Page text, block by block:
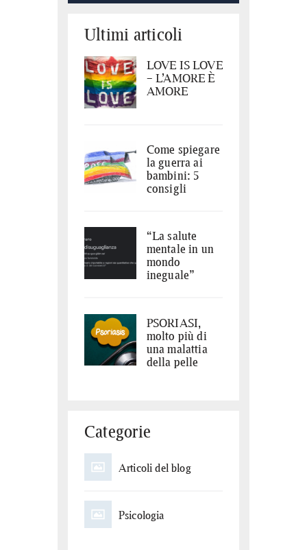
Ultimi articoli
LOVE IS LOVE
– L’AMORE È
AMORE
Come spiegare
la guerra ai
bambini: 5
consigli
“La salute
mentale in un
mondo
ineguale”
PSORIASI,
molto più di
una malattia
della pelle
Categorie
Articoli del blog
Psicologia